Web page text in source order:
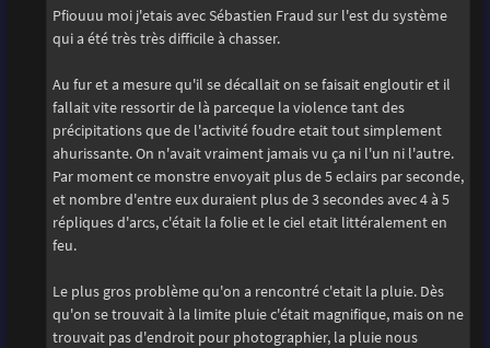
Pfiouuu moi j'etais avec Sébastien Fraud sur l'est du système
qui a été très très difficile à chasser.
Au fur et a mesure qu'il se décallait on se faisait engloutir et il
fallait vite ressortir de là parceque la violence tant des
précipitations que de l'activité foudre etait tout simplement
ahurissante. On n'avait vraiment jamais vu ça ni l'un ni l'autre.
Par moment ce monstre envoyait plus de 5 eclairs par seconde,
et nombre d'entre eux duraient plus de 3 secondes avec 4 à 5
répliques d'arcs, c'était la folie et le ciel etait littéralement en
feu.
Le plus gros problème qu'on a rencontré c'etait la pluie. Dès
qu'on se trouvait à la limite pluie c'était magnifique, mais on ne
trouvait pas d'endroit pour photographier, la pluie nous